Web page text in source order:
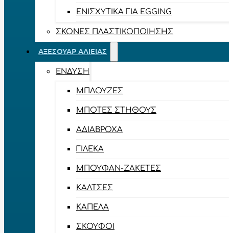
ΕΝΙΣΧΥΤΙΚΆ ΓΙΑ EGGING
ΣΚΌΝΕΣ ΠΛΑΣΤΙΚΟΠΟΊΗΣΗΣ
ΑΞΕΣΟΥΆΡ ΑΛΙΕΊΑΣ
ΈΝΔΥΣΗ
ΜΠΛΟΎΖΕΣ
ΜΠΌΤΕΣ ΣΤΉΘΟΥΣ
ΑΔΙΆΒΡΟΧΑ
ΓΙΛΈΚΑ
ΜΠΟΥΦΆΝ-ΖΑΚΈΤΕΣ
ΚΆΛΤΣΕΣ
ΚΑΠΈΛΑ
ΣΚΟΎΦΟΙ